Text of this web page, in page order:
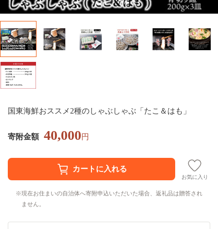
国東海鮮おススメ2種のしゃぶしゃぶ「たこ＆はも」
寄附金額 40,000円
お気に入り
現在お住まいの自治体へ寄附申込いただいた場合、返礼品は贈答され
ません。